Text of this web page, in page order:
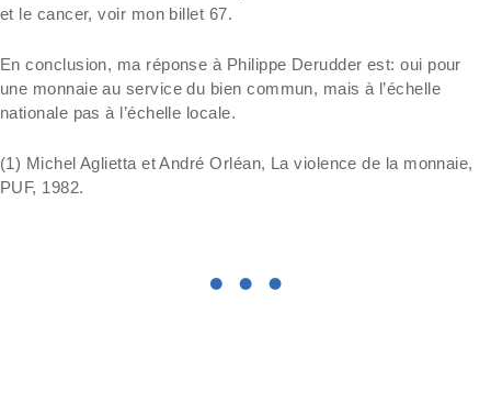
et le cancer, voir mon billet 67.
En conclusion, ma réponse à Philippe Derudder est: oui pour
une monnaie au service du bien commun, mais à l’échelle
nationale pas à l’échelle locale.
(1) Michel Aglietta et André Orléan, La violence de la monnaie,
PUF, 1982.